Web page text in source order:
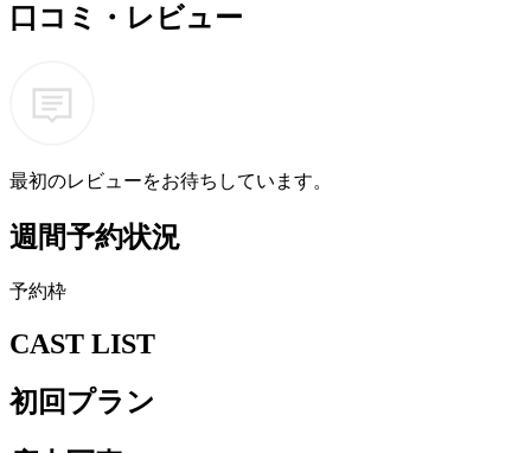
口コミ・レビュー
最初のレビューをお待ちしています。
週間予約状況
予約枠
CAST LIST
初回プラン